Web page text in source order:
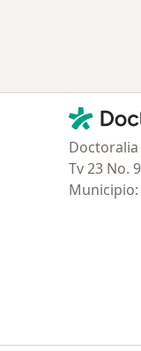
Doctoralia -
Doctoralia
Tv 23 No.
Municipio: